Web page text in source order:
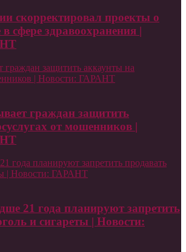
скорректировал проекты о
в сфере здравоохранения |
граждан защитить аккаунты на
| Новости: ГАРАНТ
граждан защитить
от мошенников |
года планируют запретить продавать
| Новости: ГАРАНТ
21 года планируют запретить
и сигареты | Новости: